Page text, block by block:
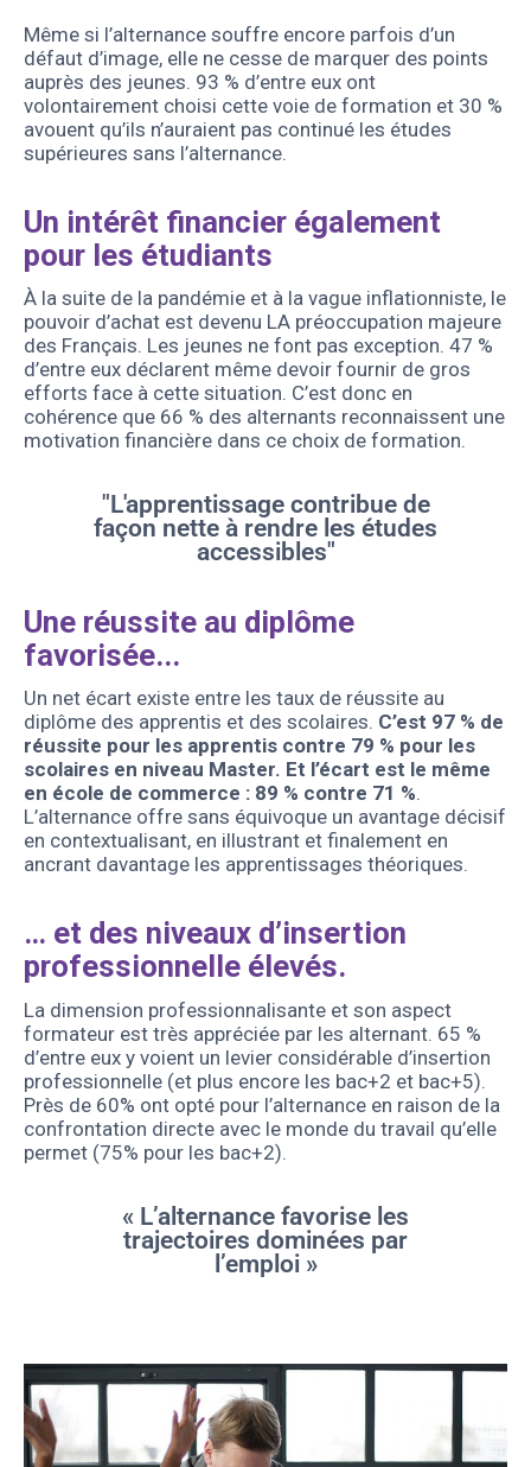
Même si l’alternance souffre encore parfois d’un
défaut d’image, elle ne cesse de marquer des points
auprès des jeunes. 93 % d’entre eux ont
volontairement choisi cette voie de formation et 30 %
avouent qu’ils n’auraient pas continué les études
supérieures sans l’alternance.
Un intérêt financier également
pour les étudiants
À la suite de la pandémie et à la vague inflationniste, le
pouvoir d’achat est devenu LA préoccupation majeure
des Français. Les jeunes ne font pas exception. 47 %
d’entre eux déclarent même devoir fournir de gros
efforts face à cette situation. C’est donc en
cohérence que 66 % des alternants reconnaissent une
motivation financière dans ce choix de formation.
"L'apprentissage contribue de
façon nette à rendre les études
accessibles"
Une réussite au diplôme
favorisée...
Un net écart existe entre les taux de réussite au
diplôme des apprentis et des scolaires. C’est 97 % de
réussite pour les apprentis contre 79 % pour les
scolaires en niveau Master. Et l’écart est le même
en école de commerce : 89 % contre 71 %.
L’alternance offre sans équivoque un avantage décisif
en contextualisant, en illustrant et finalement en
ancrant davantage les apprentissages théoriques.
… et des niveaux d’insertion
professionnelle élevés.
La dimension professionnalisante et son aspect
formateur est très appréciée par les alternant. 65 %
d’entre eux y voient un levier considérable d’insertion
professionnelle (et plus encore les bac+2 et bac+5).
Près de 60% ont opté pour l’alternance en raison de la
confrontation directe avec le monde du travail qu’elle
permet (75% pour les bac+2).
« L’alternance favorise les
trajectoires dominées par
l’emploi »